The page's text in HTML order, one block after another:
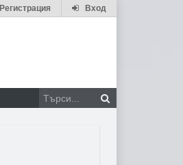
Вход
Регистрация